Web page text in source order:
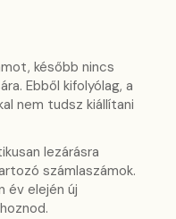
később nincs
Ebből kifolyólag, a
nem tudsz kiállítani
lezárásra
számlaszámok.
év elején új